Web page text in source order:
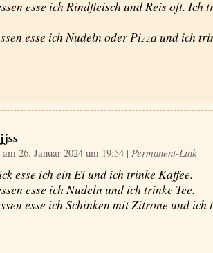
esse ich Rindfleisch und Reis oft. Ich
esse ich Nudeln oder Pizza und ich
26. Januar 2024 um 19:54 | Permanent-Link
esse ich ein Ei und ich trinke Kaffee.
esse ich Nudeln und ich trinke Tee.
esse ich Schinken mit Zitrone und ich